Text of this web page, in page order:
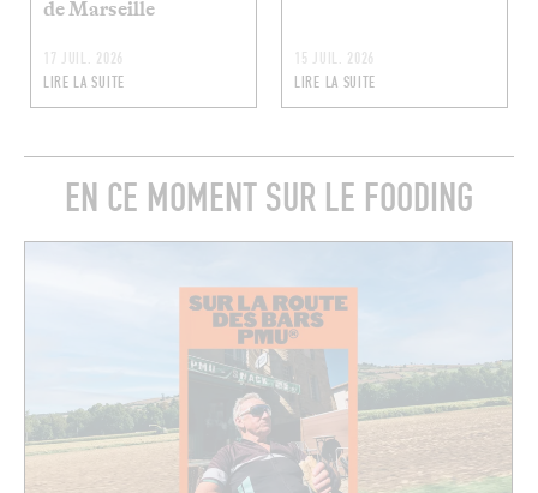
de Marseille
17 JUIL. 2026
LIRE LA SUITE
15 JUIL. 2026
LIRE LA SUITE
EN CE MOMENT SUR LE FOODING